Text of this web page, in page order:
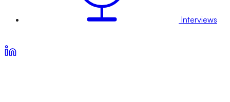
Interviews